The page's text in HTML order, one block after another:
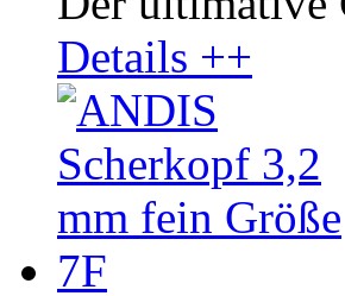
Details ++